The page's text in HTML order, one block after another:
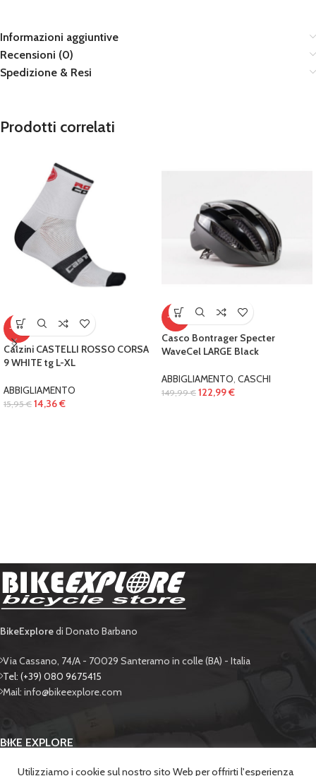
Informazioni aggiuntive
Recensioni (0)
Spedizione & Resi
Prodotti correlati
-10%
Calzini CASTELLI ROSSO CORSA
9 WHITE tg L-XL
ABBIGLIAMENTO
15,95€ 14,36€
-18%
Casco Bontrager Specter
WaveCel LARGE Black
ABBIGLIAMENTO, CASCHI
149,99€ 122,99€
BikeExploredi Donato Barbano
Via Cassano, 74/A - 70029 Santeramo in colle (BA) - Italia
Tel: (+39) 080 9675415
Mail: info@bikeexplore.com
BIKE EXPLORE
SUPPORTO
Utilizziamo i cookie sul nostro sito Web per offrirti l'esperienza